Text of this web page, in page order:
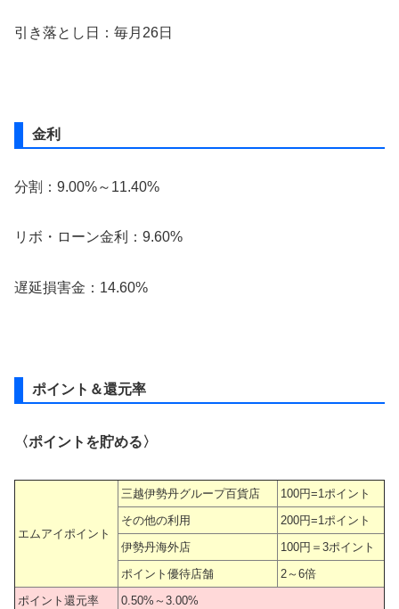
引き落とし日：毎月26日
金利
分割：9.00%～11.40%
リボ・ローン金利：9.60%
遅延損害金：14.60%
ポイント＆還元率
〈ポイントを貯める〉
エムアイポイント
三越伊勢丹グループ百貨店
100円=1ポイント
その他の利用
200円=1ポイント
伊勢丹海外店
100円＝3ポイント
ポイント優待店舗
2～6倍
ポイント還元率
0.50%～3.00%